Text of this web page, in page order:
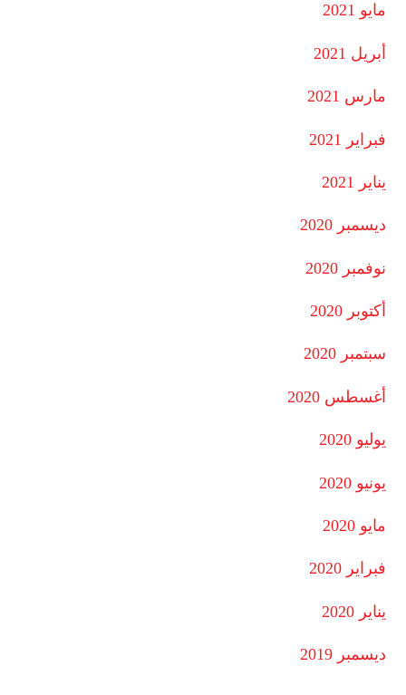
مايو 2021
أبريل 2021
مارس 2021
فبراير 2021
يناير 2021
ديسمبر 2020
نوفمبر 2020
أكتوبر 2020
سبتمبر 2020
أغسطس 2020
يوليو 2020
يونيو 2020
مايو 2020
فبراير 2020
يناير 2020
ديسمبر 2019